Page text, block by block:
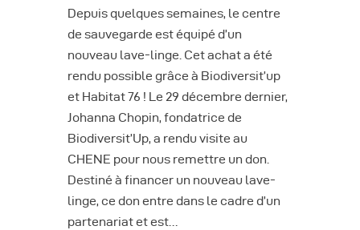
Depuis quelques semaines, le centre
de sauvegarde est équipé d’un
nouveau lave-linge. Cet achat a été
rendu possible grâce à Biodiversit’up
et Habitat 76 ! Le 29 décembre dernier,
Johanna Chopin, fondatrice de
Biodiversit’Up, a rendu visite au
CHENE pour nous remettre un don.
Destiné à financer un nouveau lave-
linge, ce don entre dans le cadre d’un
partenariat et est…